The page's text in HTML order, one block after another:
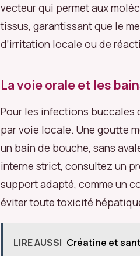
vecteur qui permet aux
tissus, garantissant que le
d’irritation locale ou de
La voie orale et les
Pour les infections buccales
par voie locale. Une goutte
un bain de bouche, sans
interne strict, consultez un
support adapté, comme un
éviter toute toxicité
LIRE AUSSI Créatine et